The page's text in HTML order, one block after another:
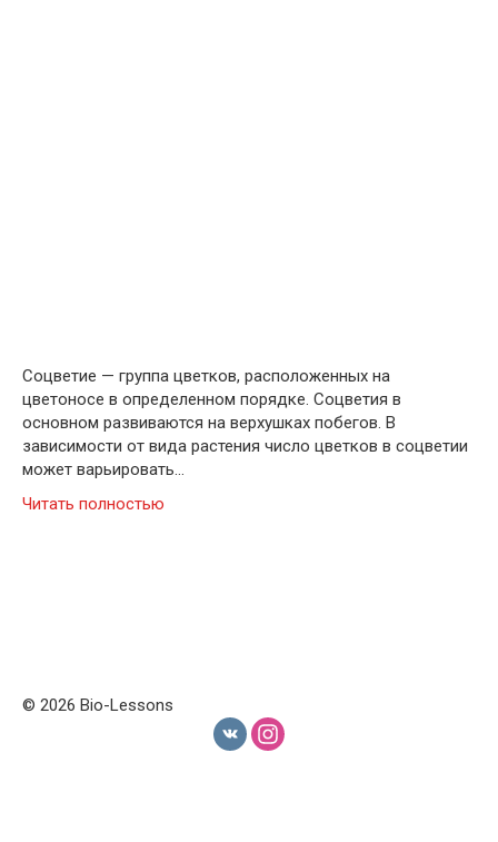
Соцветие — группа цветков, расположенных на
цветоносе в определенном порядке. Соцветия в
основном развиваются на верхушках побегов. В
зависимости от вида растения число цветков в соцветии
может варьировать…
Читать полностью
© 2026 Bio-Lessons